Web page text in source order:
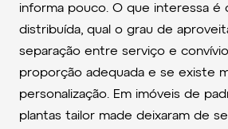
informa pouco. O que interessa é
distribuída, qual o grau de
separação entre serviço e
proporção adequada e se existe
personalização. Em imóveis de
plantas tailor made deixaram de